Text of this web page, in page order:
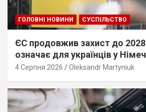
ГОЛОВНІ НОВИНИ СУСПІЛЬСТВО
ЄС продовжив захист до
означає для українців у
4 Серпня 2026 Oleksandr Martyniuk